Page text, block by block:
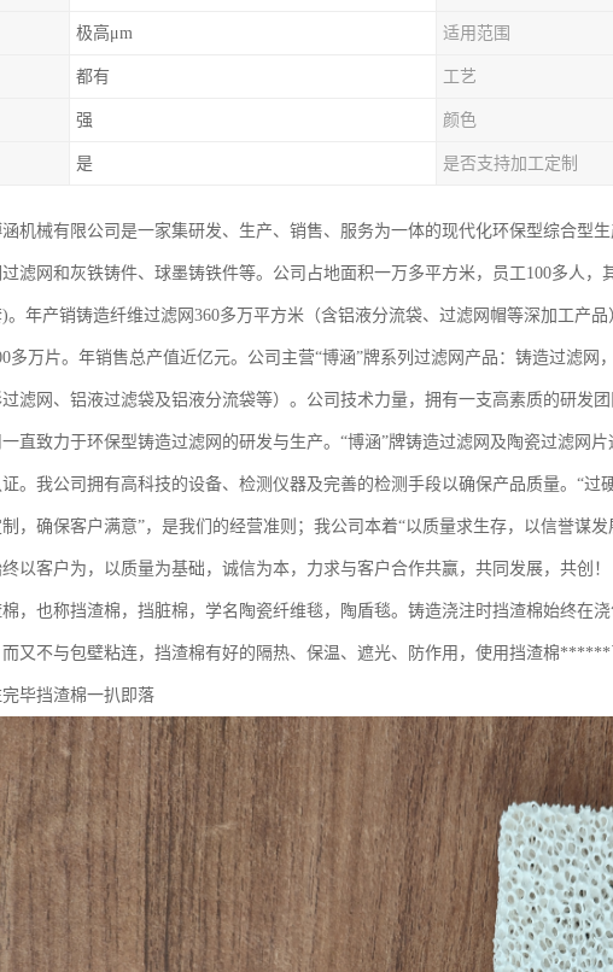
极高μm 适用范围
都有 工艺
强 颜色
是 是否支持加工定制
机械有限公司是一家集研发、生产、销售、服务为一体的现代化环保型综合型
过滤网和灰铁铸件、球墨铸铁件等。公司占地面积一万多平方米，员工100多人，
。年产销铸造纤维过滤网360多万平方米（含铝液分流袋、过滤网帽等深加工产
多万片。年销售总产值近亿元。公司主营“博涵”牌系列过滤网产品：铸造过滤网
滤网、铝液过滤袋及铝液分流袋等）。公司技术力量，拥有一支高素质的研发
直致力于环保型铸造过滤网的研发与生产。“博涵”牌铸造过滤网及陶瓷过滤网
。我公司拥有高科技的设备、检测仪器及完善的检测手段以确保产品质量。“过
，确保客户满意”，是我们的经营准则；我公司本着“以质量求生存，以信誉谋发
以客户为，以质量为基础，诚信为本，力求与客户合作共赢，共同发展，共创！
，也称挡渣棉，挡脏棉，学名陶瓷纤维毯，陶盾毯。铸造浇注时挡渣棉始终在
又不与包壁粘连，挡渣棉有好的隔热、保温、遮光、防作用，使用挡渣棉
毕挡渣棉一扒即落